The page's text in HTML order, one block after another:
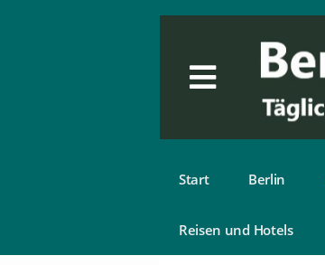
Start Berlin
Reisen und Hotels